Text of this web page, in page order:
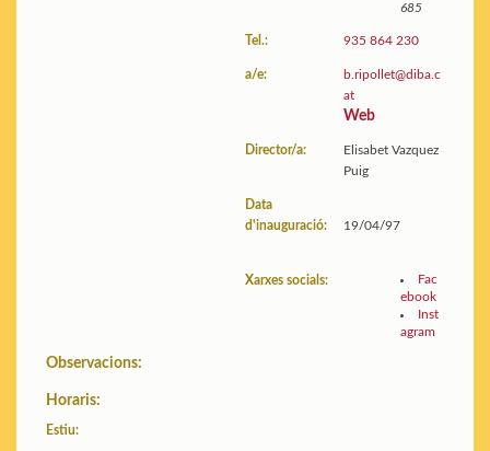
685
Tel.: 935 864 230
a/e:
b.ripollet@diba.c
at
Web
Director/a:
Elisabet Vazquez
Puig
Data
d'inauguració:
19/04/97
Xarxes socials:
Fac
ebook
Inst
agram
Observacions:
Horaris:
Estiu: